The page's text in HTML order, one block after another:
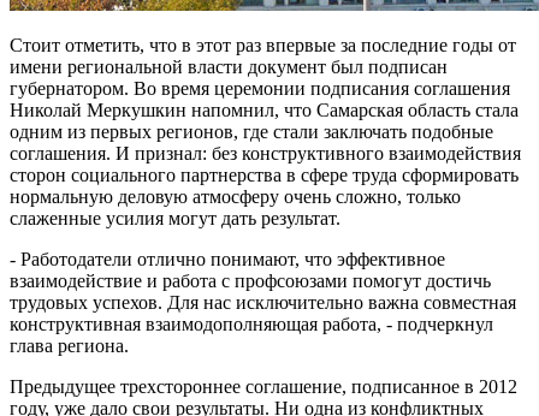
Стоит отметить, что в этот раз впервые за последние годы от
имени региональной власти документ был подписан
губернатором. Во время церемонии подписания соглашения
Николай Меркушкин напомнил, что Самарская область стала
одним из первых регионов, где стали заключать подобные
соглашения. И признал: без конструктивного взаимодействия
сторон социального партнерства в сфере труда сформировать
нормальную деловую атмосферу очень сложно, только
слаженные усилия могут дать результат.
- Работодатели отлично понимают, что эффективное
взаимодействие и работа с профсоюзами помогут достичь
трудовых успехов. Для нас исключительно важна совместная
конструктивная взаимодополняющая работа, - подчеркнул
глава региона.
Предыдущее трехстороннее соглашение, подписанное в 2012
году, уже дало свои результаты. Ни одна из конфликтных